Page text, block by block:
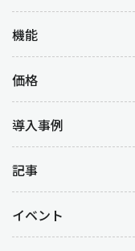
機能
価格
導入事例
記事
イベント